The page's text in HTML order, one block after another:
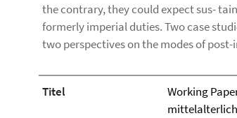
the contrary, they could expect sus-
formerly imperial duties. Two case
two perspectives on the modes of
Titel
Working